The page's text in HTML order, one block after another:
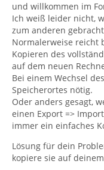
und willkommen im
Ich weiß leider nicht,
zum anderen
Normalerweise reicht
Kopieren des
auf dem neuen
Bei einem Wechsel
Speicherortes nötig.
Oder anders gesagt,
einen Export =>
immer ein einfaches
Lösung für dein
kopiere sie auf